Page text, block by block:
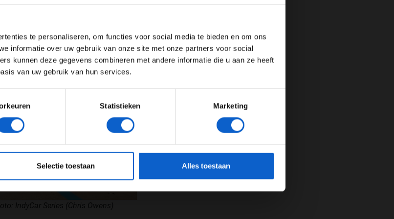
te personaliseren, om functies voor social media te bieden en om ons
informatie over uw gebruik van onze site met onze partners voor social
kunnen deze gegevens combineren met andere informatie die u aan ze heeft
van uw gebruik van hun services.
Statistieken Marketing
Selectie toestaan Alles toestaan
IndyCar Series (Chris Owens)
Advertentie instellingen
alle alcoholische drankenadvertenties (18+)
alle kansspelenadvertenties (24+)
24 24 JAAR OF OUDER
voor meer informatie over gegevensgebruik en -bescherming.